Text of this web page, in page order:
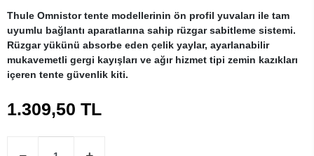
Thule Omnistor tente modellerinin ön profil yuvaları ile tam
uyumlu bağlantı aparatlarına sahip rüzgar sabitleme sistemi.
Rüzgar yükünü absorbe eden çelik yaylar, ayarlanabilir
mukavemetli gergi kayışları ve ağır hizmet tipi zemin kazıkları
içeren tente güvenlik kiti.
1.309,50 TL